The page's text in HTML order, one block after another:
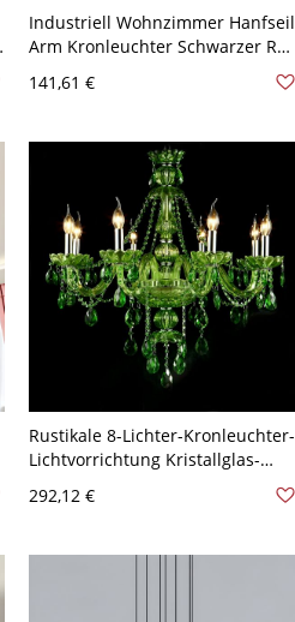
Industriell Wohnzimmer Hanfseil
Arm Kronleuchter Schwarzer Rad
Leuchter Pendelleuchte - 110V-
120V Schwarz 8
141,61 €
Rustikale 8-Lichter-Kronleuchter-
Lichtvorrichtung Kristallglas-
120V
292,12 €